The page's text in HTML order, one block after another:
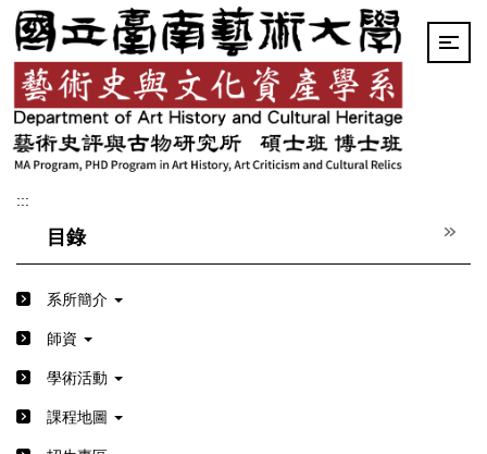
跳
到
主
要
內
容
區
:::
目錄
系所簡介
師資
學術活動
課程地圖